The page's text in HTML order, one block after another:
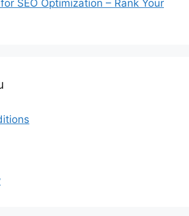
SEO Optimization – Rank Your